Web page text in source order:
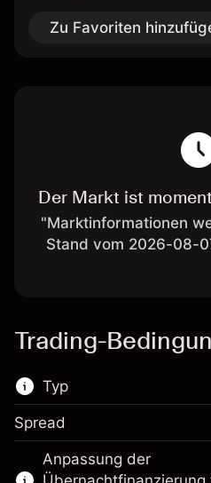
Zu Favoriten
Der Markt ist
"Marktinformationen
Stand vom 2026-08-
Trading-
Typ
Dieser Finanzmarkt
Trading zur Verfügung.
Spread
Anpassung der